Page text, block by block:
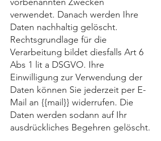
verwendet. Danach werden Ihre
Daten nachhaltig gelöscht.
Rechtsgrundlage für die
Verarbeitung bildet diesfalls Art 6
Abs 1 lit a DSGVO. Ihre
Einwilligung zur Verwendung der
Daten können Sie jederzeit per E-
Mail an {{mail}} widerrufen. Die
Daten werden sodann auf Ihr
ausdrückliches Begehren gelöscht.